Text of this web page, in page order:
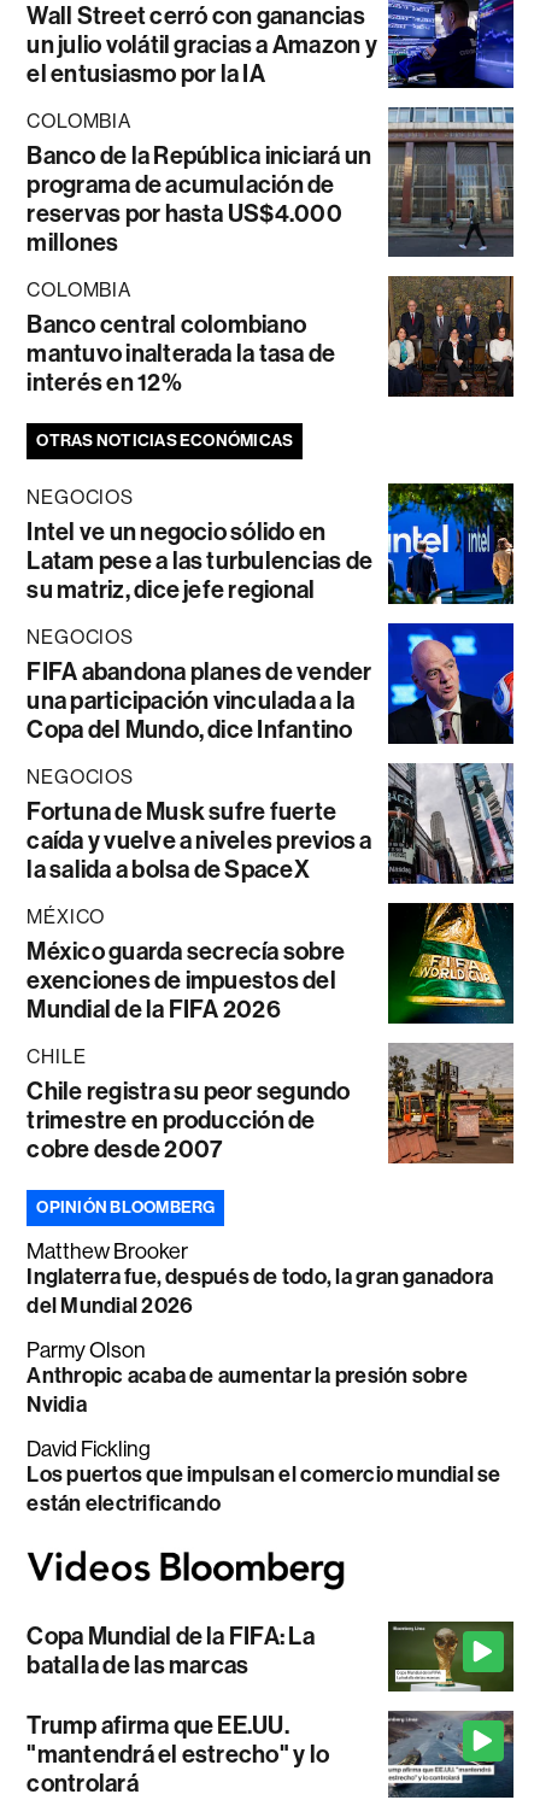
Wall Street cerró con ganancias
un julio volátil gracias a Amazon y
el entusiasmo por la IA
COLOMBIA
Banco de la República iniciará un
programa de acumulación de
reservas por hasta US$4.000
millones
COLOMBIA
Banco central colombiano
mantuvo inalterada la tasa de
interés en 12%
OTRAS NOTICIAS ECONÓMICAS
NEGOCIOS
Intel ve un negocio sólido en
Latam pese a las turbulencias de
su matriz, dice jefe regional
NEGOCIOS
FIFA abandona planes de vender
una participación vinculada a la
Copa del Mundo, dice Infantino
NEGOCIOS
Fortuna de Musk sufre fuerte
caída y vuelve a niveles previos a
la salida a bolsa de SpaceX
MÉXICO
México guarda secrecía sobre
exenciones de impuestos del
Mundial de la FIFA 2026
CHILE
Chile registra su peor segundo
trimestre en producción de
cobre desde 2007
OPINIÓN BLOOMBERG
Matthew Brooker
Inglaterra fue, después de todo, la gran ganadora
del Mundial 2026
Parmy Olson
Anthropic acaba de aumentar la presión sobre
Nvidia
David Fickling
Los puertos que impulsan el comercio mundial se
están electrificando
Copa Mundial de la FIFA: La
batalla de las marcas
Trump afirma que EE.UU.
"mantendrá el estrecho" y lo
controlará